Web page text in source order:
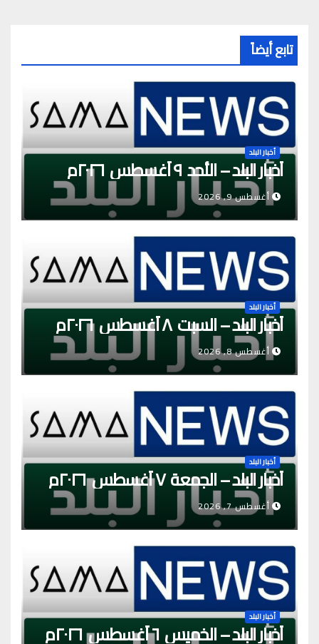
تابع أيضاً
أخبار البلد
أخبار البلد – الأحد ٩ أغسطس ٢٠٢٦م
أغسطس 9, 2026
أخبار البلد
أخبار البلد – السبت ٨ أغسطس ٢٠٢٦م
أغسطس 8, 2026
أخبار البلد
أخبار البلد – الجمعة ٧ أغسطس ٢٠٢٦م
أغسطس 7, 2026
أخبار البلد
أخبار البلد – الخميس ٦ أغسطس ٢٠٢٦م